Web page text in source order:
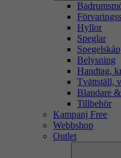
Hyllor
Speglar
Spegelskåp
Belysning
Handtag,
Tvättställ,
Blandare
Tillbehör
Kampanj Free
Webbshop
Outlet